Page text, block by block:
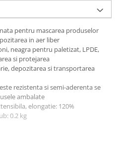
pentru mascarea produselor
in aer liber
neagra pentru paletizat, LPDE,
si protejarea
depozitarea si transportarea
rezistenta si semi-aderenta se
ambalate
elongatie: 120%
0.2 kg